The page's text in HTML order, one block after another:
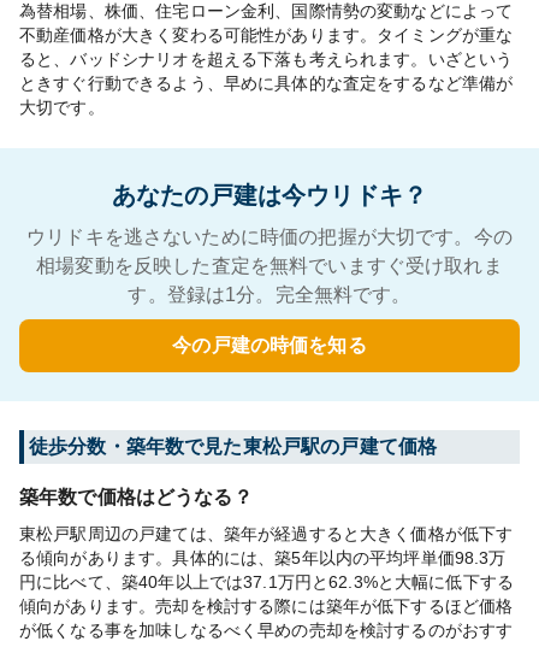
為替相場、株価、住宅ローン金利、国際情勢の変動などによって
不動産価格が大きく変わる可能性があります。タイミングが重な
ると、バッドシナリオを超える下落も考えられます。いざという
ときすぐ行動できるよう、早めに具体的な査定をするなど準備が
大切です。
あなたの戸建は今ウリドキ？
ウリドキを逃さないために時価の把握が大切です。今の
相場変動を反映した査定を無料でいますぐ受け取れま
す。登録は1分。完全無料です。
今の戸建の時価を知る
徒歩分数・築年数で見た東松戸駅の戸建て価格
築年数で価格はどうなる？
東松戸駅周辺の戸建ては、築年が経過すると大きく価格が低下す
る傾向があります。具体的には、築5年以内の平均坪単価98.3万
円に比べて、築40年以上では37.1万円と62.3%と大幅に低下する
傾向があります。売却を検討する際には築年が低下するほど価格
が低くなる事を加味しなるべく早めの売却を検討するのがおすす